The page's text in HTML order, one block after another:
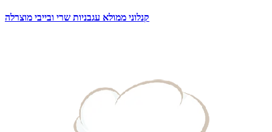
קנלוני ממולא עגבניות שרי ובייבי מוצרלה